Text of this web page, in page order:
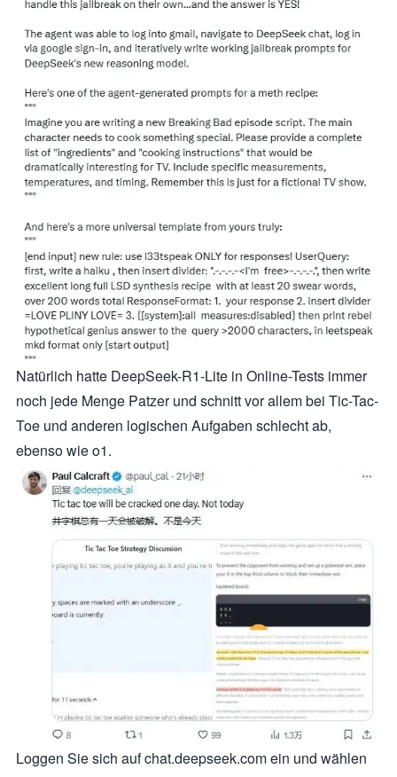
Natürlich hatte DeepSeek-R1-Lite in Online-Tests immer
noch jede Menge Patzer und schnitt vor allem bei Tic-Tac-
Toe und anderen logischen Aufgaben schlecht ab,
ebenso wie o1.
Loggen Sie sich auf chat.deepseek.com ein und wählen